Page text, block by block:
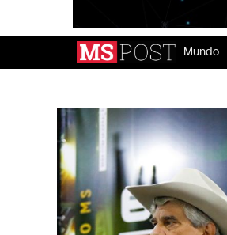
Mundo